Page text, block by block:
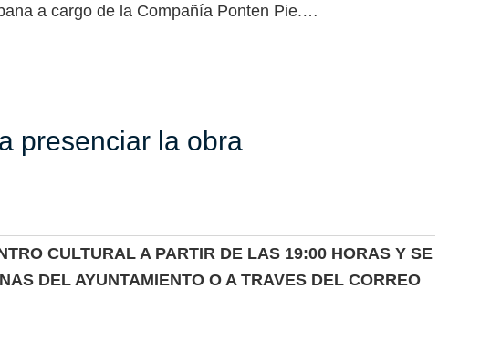
a cargo de la Compañía Ponten Pie.…
presenciar la obra
CULTURAL A PARTIR DE LAS 19:00 HORAS Y SE
DEL AYUNTAMIENTO O A TRAVES DEL CORREO